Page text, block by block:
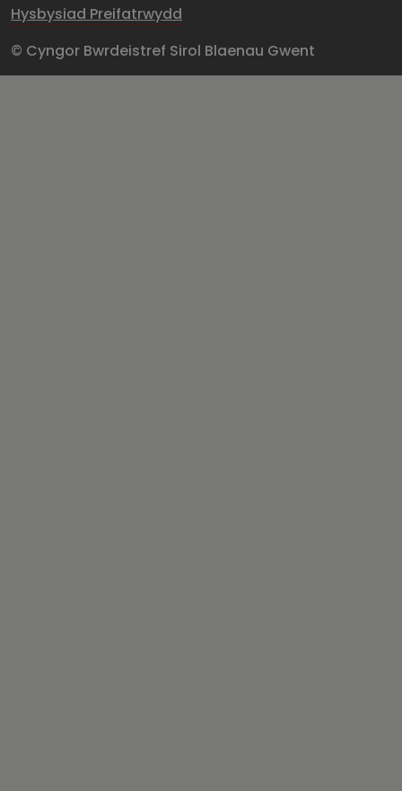
Hysbysiad Preifatrwydd
© Cyngor Bwrdeistref Sirol Blaenau Gwent